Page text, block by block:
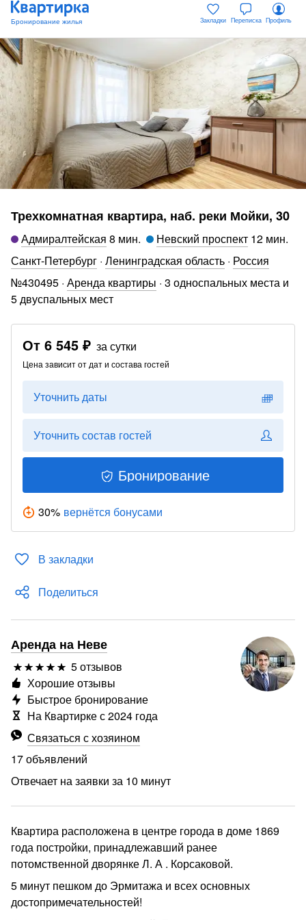
Закладки Переписка Профиль
Трехкомнатная квартира, наб. реки Мойки, 30
Адмиралтейская 8 мин. Невский проспект 12 мин.
Санкт-Петербург · Ленинградская область · Россия
№430495 · Аренда квартиры · 3 односпальных места и
5 двуспальных мест
От 6 545 ₽ за сутки
Цена зависит от дат и состава гостей
Уточнить даты
Уточнить состав гостей
Бронирование
30% вернётся бонусами
В закладки
Поделиться
Аренда на Неве
5 отзывов
Связаться с хозяином
17 объявлений
Отвечает на заявки за 10 минут
Хорошие отзывы
Быстрое бронирование
На Квартирке с 2024 года
Квартира расположена в центре города в доме 1869
года постройки, принадлежавший ранее
потомственной дворянке Л. А . Корсаковой.
5 минут пешком до Эрмитажа и всех основных
достопримечательностей!